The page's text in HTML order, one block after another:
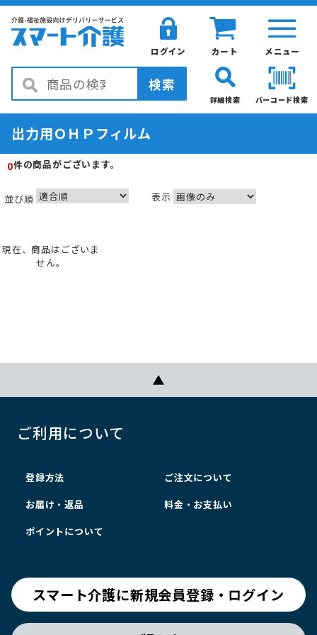
メニュー
カート
ログイン
検索
バーコード検索
詳細検索
出力用ＯＨＰフィルム
0件の商品がございます。
並び順 表示
現在、商品はございま
せん。
ご利用について
登録方法 ご注文について
お届け・返品 料金・お支払い
ポイントについて
スマート介護に新規会員登録・ログイン